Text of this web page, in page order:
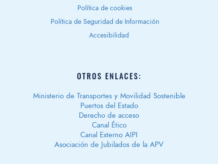
Política de cookies
Política de Seguridad de Información
Accesibilidad
OTROS ENLACES:
Ministerio de Transportes y Movilidad Sostenible
Puertos del Estado
Derecho de acceso
Canal Ético
Canal Externo AIPI
Asociación de Jubilados de la APV